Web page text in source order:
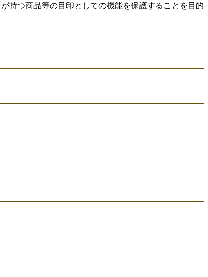
持つ商品等の目印としての機能を保護することを目的